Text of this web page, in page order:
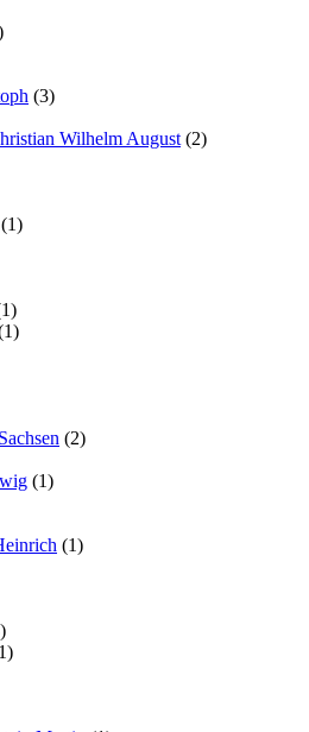
(3)
Wilhelm August(2)
(1)
(2)
(1)
(1)